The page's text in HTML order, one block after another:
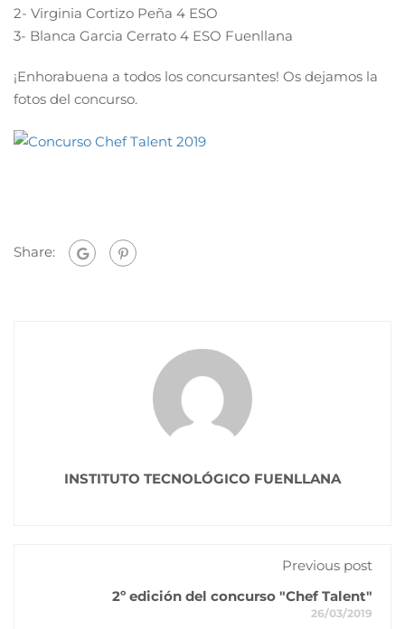
2- Virginia Cortizo Peña 4 ESO
3- Blanca Garcia Cerrato 4 ESO Fuenllana
¡Enhorabuena a todos los concursantes! Os dejamos la
fotos del concurso.
Share:
INSTITUTO TECNOLÓGICO FUENLLANA
Previous post
2º edición del concurso "Chef Talent"
26/03/2019